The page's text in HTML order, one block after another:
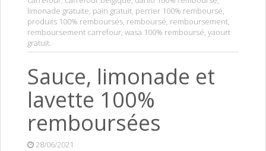
limonade gratuite, pain gratuit, perrier 100% remboursé,
produits 100% remboursés, remboursé, remboursement,
remboursement carrefour, wasa 100% remboursé, yaourt
gratuit.
Sauce, limonade et
lavette 100%
remboursées
28/06/2021